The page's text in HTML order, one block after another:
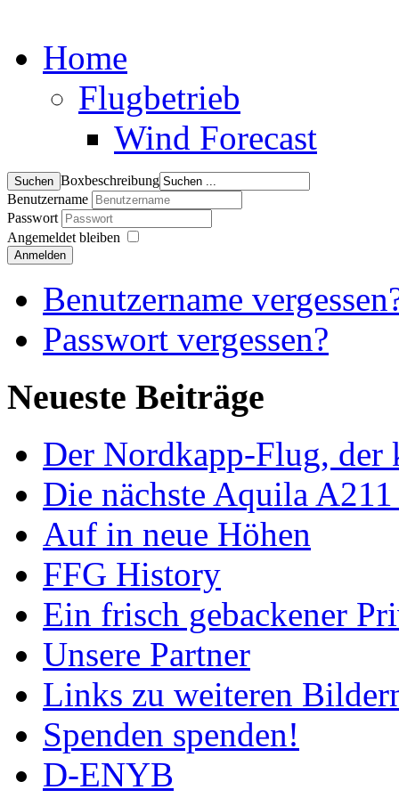
Home
Flugbetrieb
Wind Forecast
Boxbeschreibung
Benutzername
Passwort
Angemeldet bleiben
Anmelden
Benutzername
Passwort vergessen?
Neueste Beiträge
Der Nordkapp-Flug, der
Die nächste Aquila
Auf in neue Höhen
FFG History
Ein frisch gebackener
Unsere Partner
Links zu weiteren
Spenden spenden!
D-ENYB